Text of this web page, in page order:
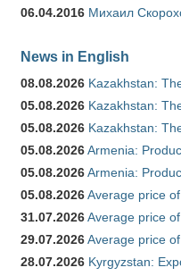
06.04.2016 Михаил
News in English
08.08.2026 Kazakhstan:
05.08.2026 Kazakhstan:
05.08.2026 Kazakhstan:
05.08.2026Armenia:
05.08.2026Armenia:
05.08.2026Average price
31.07.2026Average price
29.07.2026Average price
28.07.2026 Kyrgyzstan: